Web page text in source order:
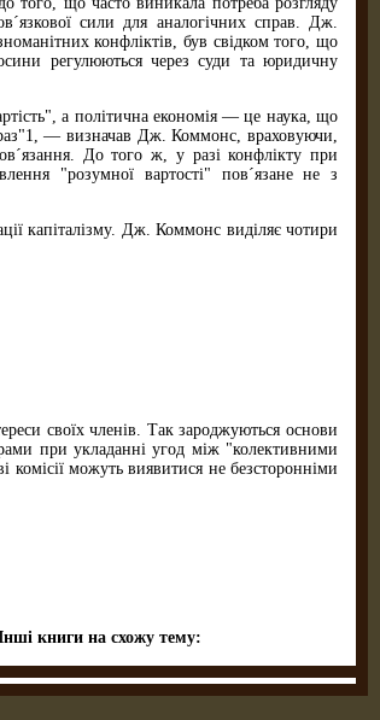
сили для аналогічних справ. Дж.
конфліктів, був свідком того, що
регулюються через суди та юридичну
а політична економія — це наука, що
— визначав Дж. Коммонс, враховуючи,
До того ж, у разі конфлікту при
"розумної вартості" пов´язане не з
капіталізму. Дж. Коммонс виділяє чотири
своїх членів. Так зароджуються основи
при укладанні угод між "колективними
можуть виявитися не безсторонніми
книги на схожу тему: